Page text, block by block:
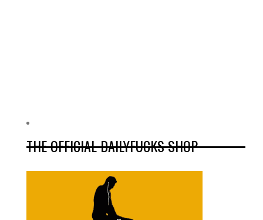
THE OFFICIAL DAILYFUCKS SHOP